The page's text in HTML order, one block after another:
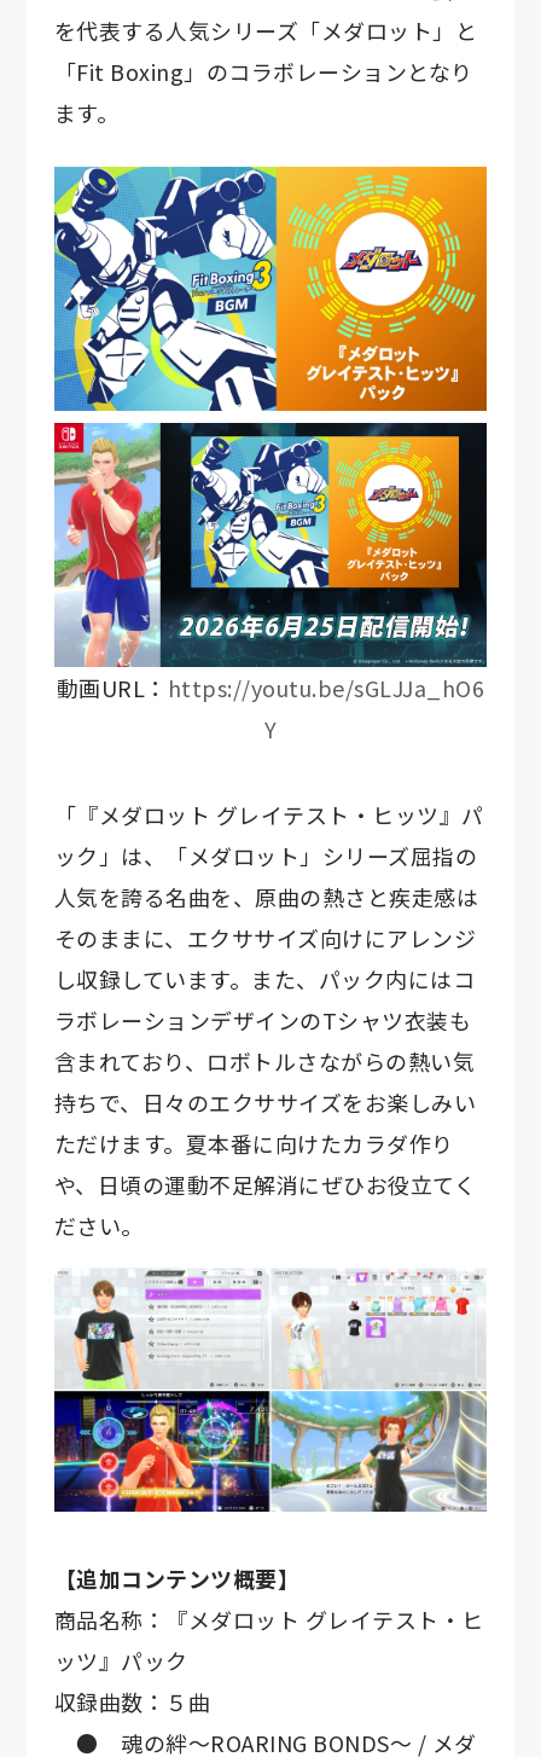
を代表する人気シリーズ「メダロット」と
「Fit Boxing」のコラボレーションとなり
ます。
動画URL： https://youtu.be/sGLJJa_hO6
Y
「『メダロット グレイテスト・ヒッツ』パ
ック」は、「メダロット」シリーズ屈指の
人気を誇る名曲を、原曲の熱さと疾走感は
そのままに、エクササイズ向けにアレンジ
し収録しています。また、パック内にはコ
ラボレーションデザインのTシャツ衣装も
含まれており、ロボトルさながらの熱い気
持ちで、日々のエクササイズをお楽しみい
ただけます。夏本番に向けたカラダ作り
や、日頃の運動不足解消にぜひお役立てく
ださい。
【追加コンテンツ概要】
商品名称：『メダロット グレイテスト・ヒ
ッツ』パック
収録曲数：５曲
● 魂の絆～ROARING BONDS～ / メダ